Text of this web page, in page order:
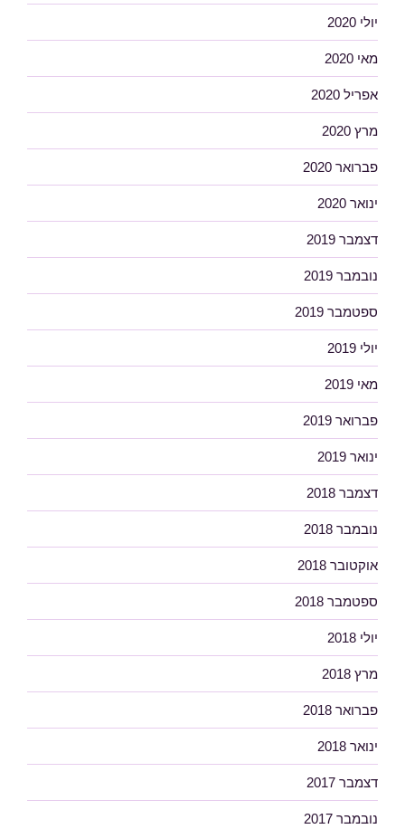
יולי 2020
מאי 2020
אפריל 2020
מרץ 2020
פברואר 2020
ינואר 2020
דצמבר 2019
נובמבר 2019
ספטמבר 2019
יולי 2019
מאי 2019
פברואר 2019
ינואר 2019
דצמבר 2018
נובמבר 2018
אוקטובר 2018
ספטמבר 2018
יולי 2018
מרץ 2018
פברואר 2018
ינואר 2018
דצמבר 2017
נובמבר 2017